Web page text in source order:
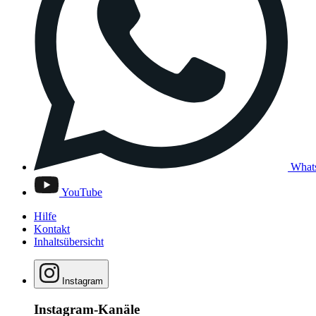
YouTube
Hilfe
Kontakt
Inhaltsübersicht
Instagram
Instagram-Kanäle